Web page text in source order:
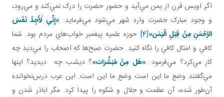
اگر اويس قرن از يمن مي‌آيد و حضور حضرت را درک نمي‌کند و مي‌رود،
و وجود مبارک حضرت وارد شهر مي‌شود مي‌فرمايد: «إِنِّي لَأَجِدُ نَفَسَ
الرَّحْمَنِ مِنْ قِبَلِ الْيَمَن‏»[4]
حوزه علميه پيغمبر خواب‌هاي مردم بود. شما
کافي و امثال کافي را نگاه کنيد. حضرت صبح‌ها که اصحاب را مي‌ديد چه
کار مي‌کرد؟ مي‌فرمود: «هَل مِنْ مُبَشِّرَات»؟ ديشب چه ديديد؟ اينها
مي‌گفتند وضع ما اين است وضع ما اين است. اين عرب درس‌نخوانده
آن‌طور شده، آن عظمت و جلال و شکوه را پيدا کرد. مگر اباذر شدن و